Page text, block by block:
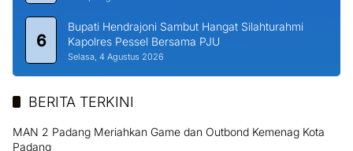
6
Bupati Hendrajoni Sambut Hangat Silahturahmi
Kapolres Pessel Bersama PJU
Selasa, 4 Agustus 2026
BERITA TERKINI
MAN 2 Padang Meriahkan Game dan Outbond Kemenag Kota
Padang